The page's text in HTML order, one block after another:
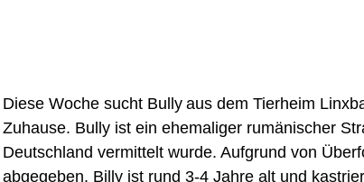
Diese Woche sucht Bully aus dem Tierheim
Zuhause. Bully ist ein ehemaliger rumänischer
Deutschland vermittelt wurde. Aufgrund von
abgegeben. Billy ist rund 3-4 Jahre alt und